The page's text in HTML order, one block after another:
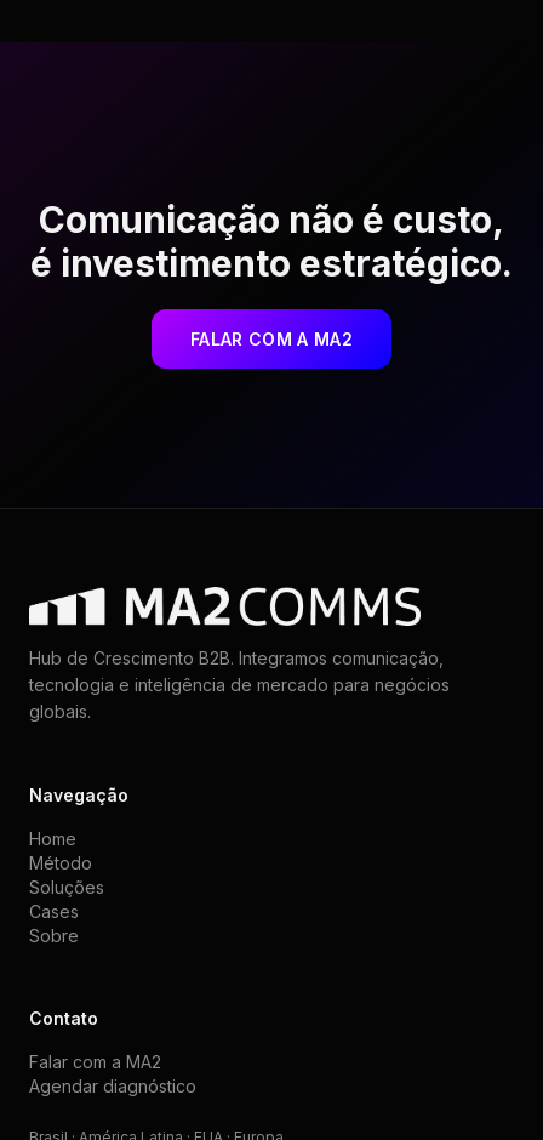
Comunicação não é custo,
é investimento estratégico.
FALAR COM A MA2
Hub de Crescimento B2B. Integramos comunicação,
tecnologia e inteligência de mercado para negócios
globais.
Navegação
Home
Método
Soluções
Cases
Sobre
Contato
Falar com a MA2
Agendar diagnóstico